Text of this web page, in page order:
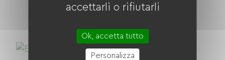
accettarli o rifiutarli
Ok, accetta tutto
Personalizza